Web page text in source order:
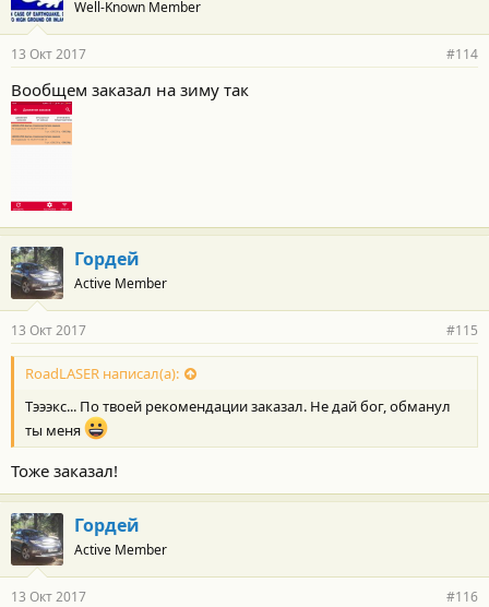
д
а
н
с
т
и
:
Well-Known Member
13 Окт 2017 #114
Вообщем заказал на зиму так
Гордей
Active Member
13 Окт 2017 #115
RoadLASER написал(а):
Тэээкс... По твоей рекомендации заказал. Не дай бог, обманул
ты меня
Тоже заказал!
Гордей
Active Member
13 Окт 2017 #116